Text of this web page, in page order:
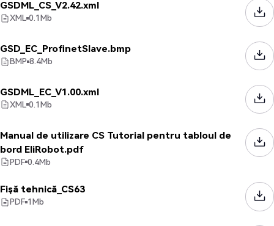
GSDML_CS_V2.42.xml
XML 0.1Mb
GSD_EC_ProfinetSlave.bmp
BMP 8.4Mb
GSDML_EC_V1.00.xml
XML 0.1Mb
Manual de utilizare CS Tutorial pentru tabloul de
bord EliRobot.pdf
PDF 0.4Mb
Fișă tehnică_CS63
PDF 1Mb